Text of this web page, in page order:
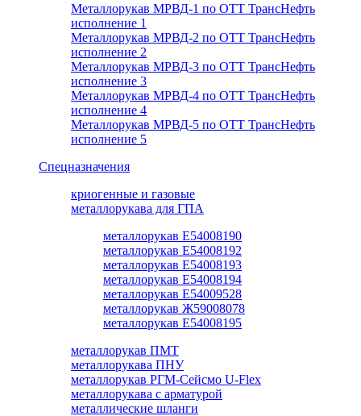
Металлорукав МРВД-1 по ОТТ ТрансНефть
исполнение 1
Металлорукав МРВД-2 по ОТТ ТрансНефть
исполнение 2
Металлорукав МРВД-3 по ОТТ ТрансНефть
исполнение 3
Металлорукав МРВД-4 по ОТТ ТрансНефть
исполнение 4
Металлорукав МРВД-5 по ОТТ ТрансНефть
исполнение 5
Спецназначения
криогенные и газовые
металлорукава для ГПА
металлорукав Е54008190
металлорукав Е54008192
металлорукав Е54008193
металлорукав Е54008194
металлорукав Е54009528
металлорукав Ж59008078
металлорукав Е54008195
металлорукав ПМТ
металлорукава ПНУ
металлорукав РГМ-Сейсмо U-Flex
металлорукава с арматурой
металлические шланги